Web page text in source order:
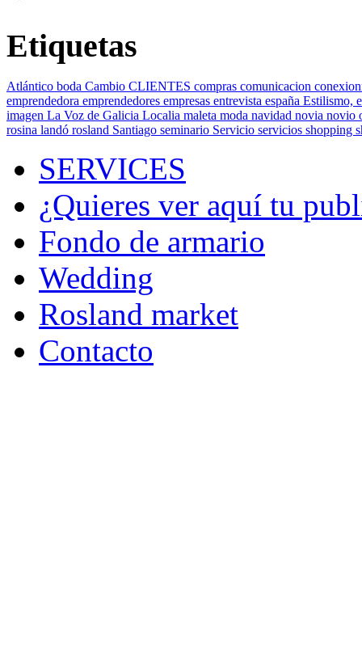
Etiquetas
Atlántico boda Cambio CLIENTES compras comunicacion
emprendedora emprendedores empresas entrevista españa Estilismo,
imagen La Voz de Galicia Localia maleta moda navidad novia novio
rosina landó rosland Santiago seminario Servicio servicios shopping
SERVICES
¿Quieres ver aquí tu
Fondo de armario
Wedding
Rosland market
Contacto